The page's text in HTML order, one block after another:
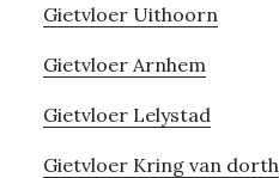
Gietvloer Uithoorn
Gietvloer Arnhem
Gietvloer Lelystad
Gietvloer Kring van dorth